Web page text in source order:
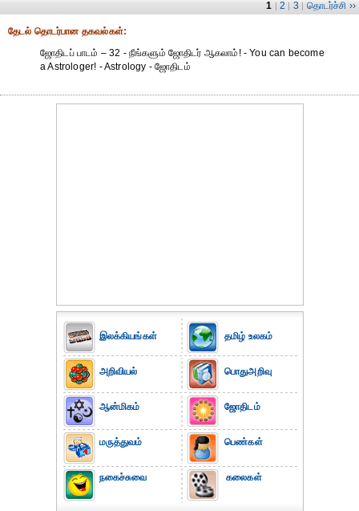
1 | 2 | 3 | தொடர்ச்சி ››
தேட‌ல் தொட‌ர்பான தகவ‌ல்க‌ள்:
ஜோதிடப் பாடம் – 32 - நீங்களும் ஜோதிடர் ஆகலாம்! - You can become
a Astrologer! - Astrology - ஜோதிடம்
இலக்கியங்கள்
அறிவியல்
ஆன்மிகம்
மருத்துவம்
நகைச்சுவை
தமிழ் உலகம்
பொதுஅறிவு
ஜோதிடம்
பெண்கள்
கலைகள்